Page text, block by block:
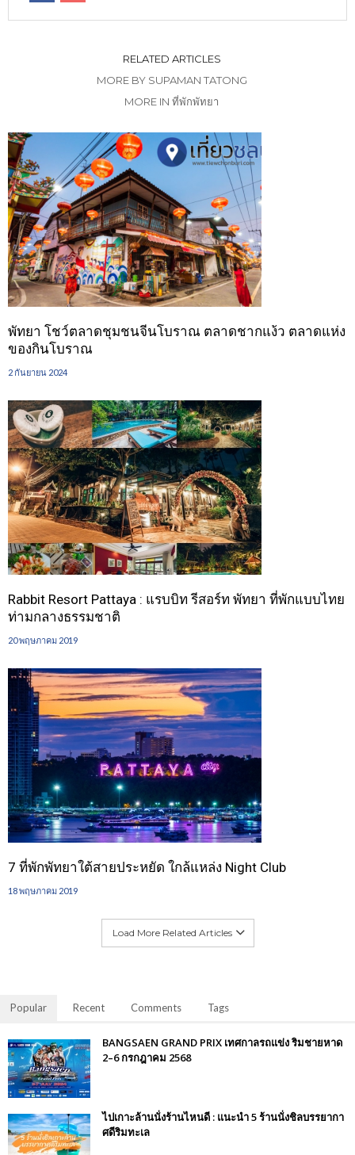
RELATED ARTICLES
MORE BY SUPAMAN TATONG
MORE IN ที่พักพัทยา
พัทยา โชว์ตลาดชุมชนจีนโบราณ ตลาดชากแง้ว ตลาดแห่ง
ของกินโบราณ
2 กันยายน 2024
Rabbit Resort Pattaya : แรบบิท รีสอร์ท พัทยา ที่พักแบบไทย
ท่ามกลางธรรมชาติ
20 พฤษภาคม 2019
7 ที่พักพัทยาใต้สายประหยัด ใกล้แหล่ง Night Club
18 พฤษภาคม 2019
Load More Related Articles
Popular Recent Comments Tags
BANGSAEN GRAND PRIX เทศกาลรถแข่ง ริมชายหาด
2–6 กรกฎาคม 2568
ไปเกาะล้านนั่งร้านไหนดี : แนะนำ 5 ร้านนั่งชิลบรรยากา
ศดีริมทะเล